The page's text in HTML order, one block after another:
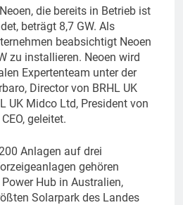
die bereits in Betrieb ist
beträgt 8,7 GW. Als
beabsichtigt Neoen
zu installieren. Neoen wird
Expertenteam unter der
Director von BRHL UK
UK Midco Ltd, President von
geleitet.
Anlagen auf drei
gehören
Hub in Australien,
Solarpark des Landes